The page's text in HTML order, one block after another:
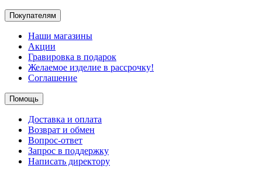
Покупателям
Наши магазины
Акции
Гравировка в подарок
Желаемое изделие в рассрочку!
Соглашение
Помощь
Доставка и оплата
Возврат и обмен
Вопрос-ответ
Запрос в поддержку
Написать директору